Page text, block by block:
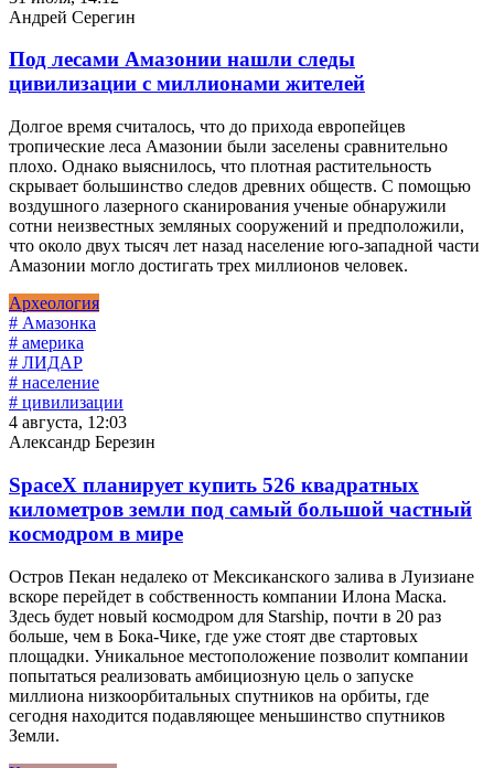
Андрей Серегин
Под лесами Амазонии нашли следы
цивилизации с миллионами жителей
Долгое время считалось, что до прихода европейцев
тропические леса Амазонии были заселены сравнительно
плохо. Однако выяснилось, что плотная растительность
скрывает большинство следов древних обществ. С помощью
воздушного лазерного сканирования ученые обнаружили
сотни неизвестных земляных сооружений и предположили,
что около двух тысяч лет назад население юго-западной части
Амазонии могло достигать трех миллионов человек.
Археология
# Амазонка
# америка
# ЛИДАР
# население
# цивилизации
4 августа, 12:03
Александр Березин
SpaceX планирует купить 526 квадратных
километров земли под самый большой частный
космодром в мире
Остров Пекан недалеко от Мексиканского залива в Луизиане
вскоре перейдет в собственность компании Илона Маска.
Здесь будет новый космодром для Starship, почти в 20 раз
больше, чем в Бока-Чике, где уже стоят две стартовых
площадки. Уникальное местоположение позволит компании
попытаться реализовать амбициозную цель о запуске
миллиона низкоорбитальных спутников на орбиты, где
сегодня находится подавляющее меньшинство спутников
Земли.